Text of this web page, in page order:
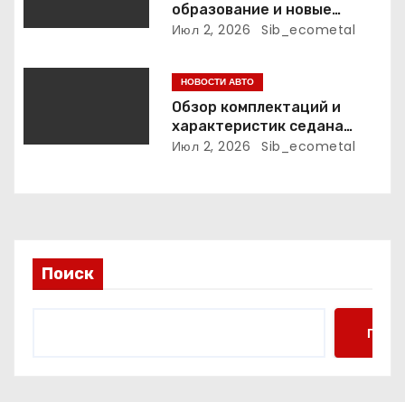
с
я
образование и новые
профессиональные
Июл 2, 2026 Sib_ecometal
НОВОСТИ АВТО
Обзор комплектаций и
характеристик седана
Empow
Июл 2, 2026 Sib_ecometal
Поиск
Поиск